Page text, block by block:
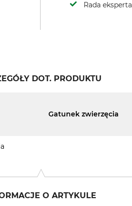
Rada eksperta
DOT. PRODUKTU
Gatunek zwierzęcia
O ARTYKULE